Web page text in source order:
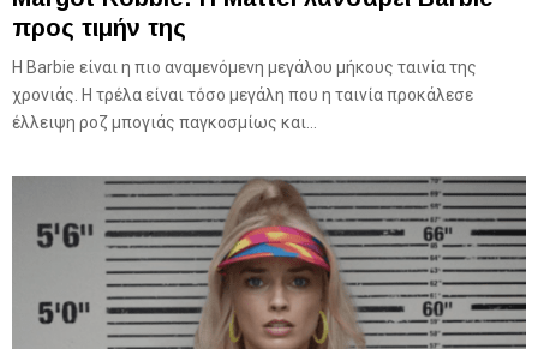
προς τιμήν της
Η Barbie είναι η πιο αναμενόμενη μεγάλου μήκους ταινία της
χρονιάς. Η τρέλα είναι τόσο μεγάλη που η ταινία προκάλεσε
έλλειψη ροζ μπογιάς παγκοσμίως και...